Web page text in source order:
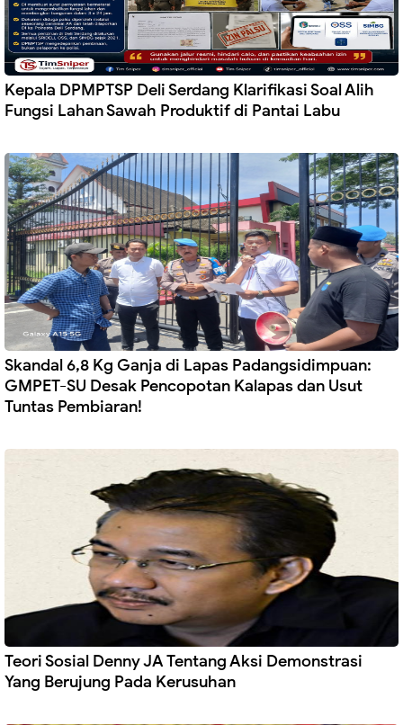
Kepala DPMPTSP Deli Serdang Klarifikasi Soal Alih
Fungsi Lahan Sawah Produktif di Pantai Labu
Skandal 6,8 Kg Ganja di Lapas Padangsidimpuan:
GMPET-SU Desak Pencopotan Kalapas dan Usut
Tuntas Pembiaran!
Teori Sosial Denny JA Tentang Aksi Demonstrasi
Yang Berujung Pada Kerusuhan